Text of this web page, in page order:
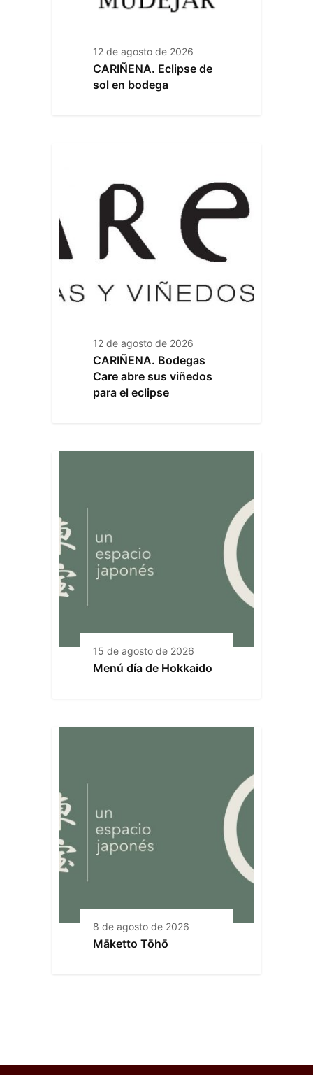
12 de agosto de 2026
CARIÑENA. Eclipse de
sol en bodega
12 de agosto de 2026
CARIÑENA. Bodegas
Care abre sus viñedos
para el eclipse
15 de agosto de 2026
Menú día de Hokkaido
8 de agosto de 2026
Māketto Tōhō